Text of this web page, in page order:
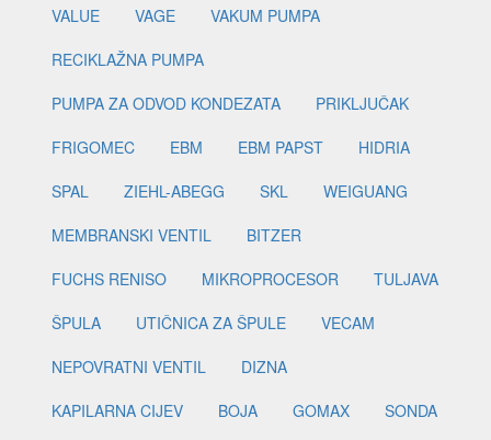
VALUE VAGE
VAKUM PUMPA
RECIKLAŽNA PUMPA
PUMPA ZA ODVOD KONDEZATA
PRIKLJUČAK
FRIGOMEC
EBM EBM PAPST
HIDRIA
SPAL
ZIEHL-ABEGG SKL
WEIGUANG
MEMBRANSKI VENTIL
BITZER
FUCHS RENISO
MIKROPROCESOR
TULJAVA
ŠPULA
UTIČNICA ZA ŠPULE
VECAM
NEPOVRATNI VENTIL
DIZNA
KAPILARNA CIJEV
BOJA GOMAX
SONDA